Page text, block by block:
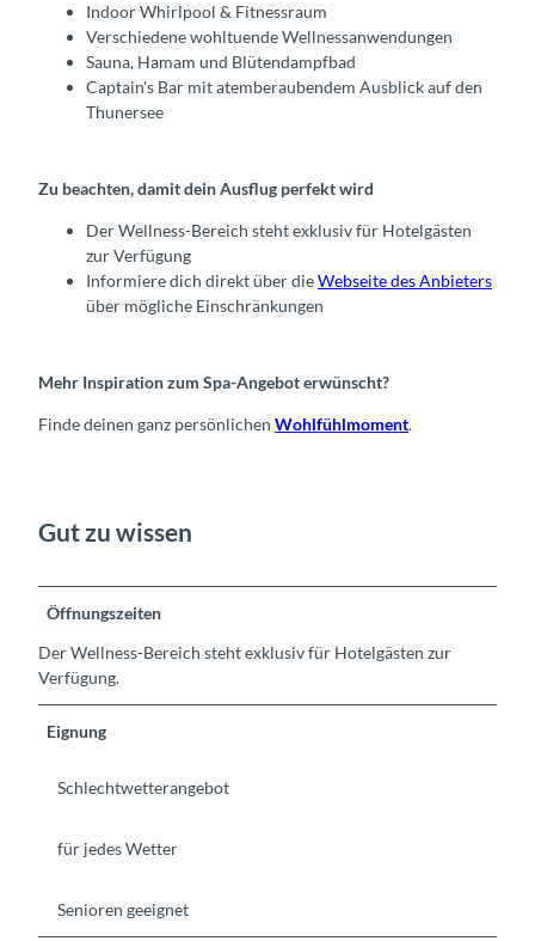
Indoor Whirlpool & Fitnessraum
Verschiedene wohltuende Wellnessanwendungen
Sauna, Hamam und Blütendampfbad
Captain's Bar mit atemberaubendem Ausblick auf den
Thunersee
Zu beachten, damit dein Ausflug perfekt wird
Der Wellness-Bereich steht exklusiv für Hotelgästen
zur Verfügung
Informiere dich direkt über dieWebseite des Anbieters
über mögliche Einschränkungen
Mehr Inspiration zum Spa-Angebot erwünscht?
Finde deinen ganz persönlichen Wohlfühlmoment.
Gut zu wissen
Öffnungszeiten
Der Wellness-Bereich steht exklusiv für Hotelgästen zur
Verfügung.
Eignung
Schlechtwetterangebot
für jedes Wetter
Senioren geeignet